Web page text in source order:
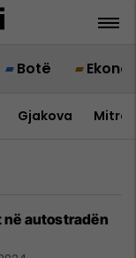
Botë
Gjakova
në autostradën